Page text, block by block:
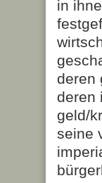
in
deren
deren
geld/
seine